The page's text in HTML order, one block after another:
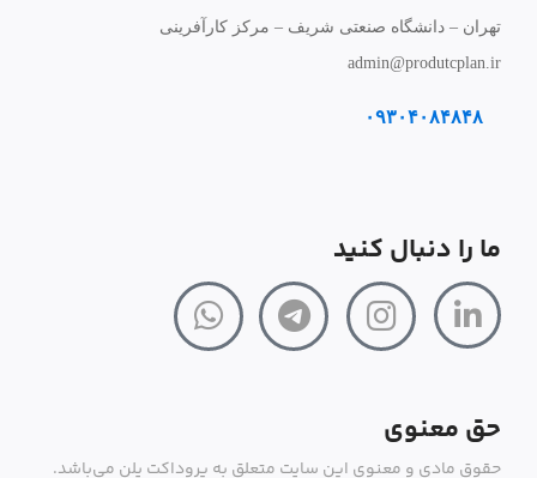
تهران – دانشگاه صنعتی شریف – مرکز کارآفرینی
admin@produtcplan.ir
۰۹۳۰۴۰۸۴۸۴۸
ما را دنبال کنید
حق معنوی
حقوق مادی و معنوی این سایت متعلق به پروداکت پلن می‌باشد.